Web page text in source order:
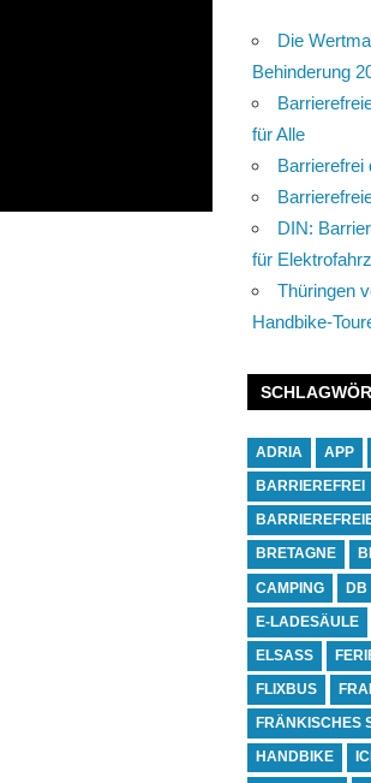
Die
Behinderung
für Alle
Barrierefrei
DIN:
für
Thüringen
Handbike-
ADRIA APP
BARRIEREFREI
BRETAGNE
CAMPING DB
E-LADESÄULE
ELSASS
FLIXBUS
FRÄNKISCHES
HANDBIKE